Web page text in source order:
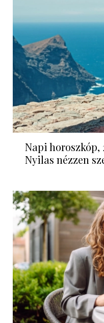
Napi horoszkóp,
Nyilas nézzen